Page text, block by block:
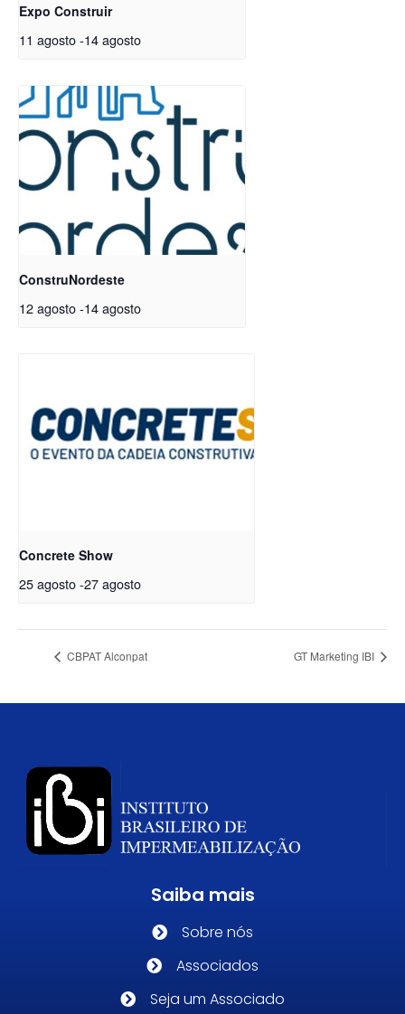
Expo Construir
11 agosto-14 agosto
ConstruNordeste
12 agosto-14 agosto
Concrete Show
25 agosto-27 agosto
CBPAT Alconpat GT Marketing IBI
Saiba mais
Sobre nós
Associados
Seja um Associado